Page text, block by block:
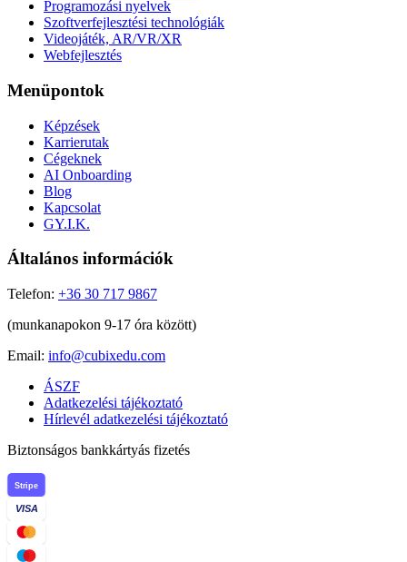
Programozási nyelvek
Szoftverfejlesztési technológiák
Videojáték, AR/VR/XR
Webfejlesztés
Menüpontok
Képzések
Karrierutak
Cégeknek
AI Onboarding
Blog
Kapcsolat
GY.I.K.
Általános információk
Telefon: +36 30 717 9867
(munkanapokon 9-17 óra között)
Email: info@cubixedu.com
ÁSZF
Adatkezelési tájékoztató
Hírlevél adatkezelési tájékoztató
Biztonságos bankkártyás fizetés
Stripe
VISA